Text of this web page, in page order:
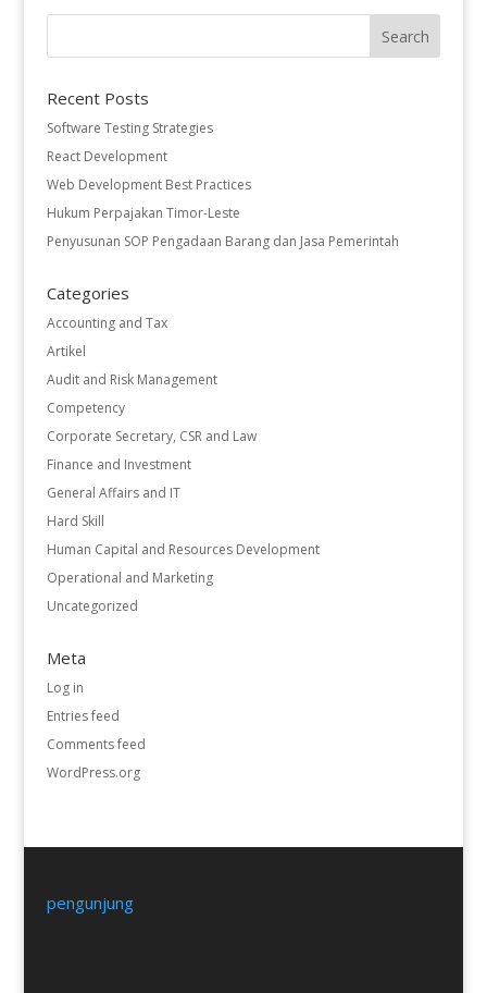
Recent Posts
Software Testing Strategies
React Development
Web Development Best Practices
Hukum Perpajakan Timor-Leste
Penyusunan SOP Pengadaan Barang dan Jasa Pemerintah
Categories
Accounting and Tax
Artikel
Audit and Risk Management
Competency
Corporate Secretary, CSR and Law
Finance and Investment
General Affairs and IT
Hard Skill
Human Capital and Resources Development
Operational and Marketing
Uncategorized
Meta
Log in
Entries feed
Comments feed
WordPress.org
pengunjung